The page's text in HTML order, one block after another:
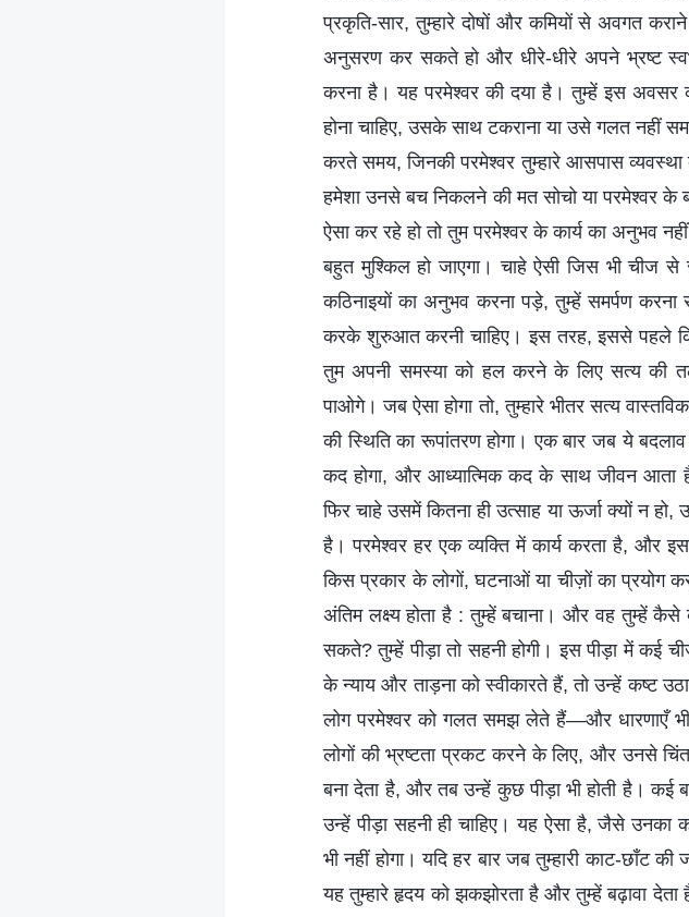
प्रकृति-सार, तुम्हारे दोषों और कमियों से अवगत
अनुसरण कर सकते हो और धीरे-धीरे अपने भ्रष्ट
करना है। यह परमेश्वर की दया है। तुम्हें इस अवसर
होना चाहिए, उसके साथ टकराना या उसे गलत नहीं
करते समय, जिनकी परमेश्वर तुम्हारे आसपास
हमेशा उनसे बच निकलने की मत सोचो या परमेश्वर के
ऐसा कर रहे हो तो तुम परमेश्वर के कार्य का अनुभव
बहुत मुश्किल हो जाएगा। चाहे ऐसी जिस भी चीज
कठिनाइयों का अनुभव करना पड़े, तुम्हें समर्पण
करके शुरुआत करनी चाहिए। इस तरह, इससे पहले
तुम अपनी समस्या को हल करने के लिए सत्य की
पाओगे। जब ऐसा होगा तो, तुम्हारे भीतर सत्य
की स्थिति का रूपांतरण होगा। एक बार जब ये
कद होगा, और आध्यात्मिक कद के साथ जीवन आता
फिर चाहे उसमें कितना ही उत्साह या ऊर्जा क्यों न
है। परमेश्वर हर एक व्यक्ति में कार्य करता है, और
किस प्रकार के लोगों, घटनाओं या चीज़ों का प्रयोग
अंतिम लक्ष्य होता है : तुम्हें बचाना। और वह तुम्हें
सकते? तुम्हें पीड़ा तो सहनी होगी। इस पीड़ा में कई
के न्याय और ताड़ना को स्वीकारते हैं, तो उन्हें कष्ट
लोग परमेश्वर को गलत समझ लेते हैं—और धारणाएँ
लोगों की भ्रष्टता प्रकट करने के लिए, और उनसे
बना देता है, और तब उन्हें कुछ पीड़ा भी होती है। कई
उन्हें पीड़ा सहनी ही चाहिए। यह ऐसा है, जैसे उनका
भी नहीं होगा। यदि हर बार जब तुम्हारी काट-छाँट
यह तुम्हारे हृदय को झकझोरता है और तुम्हें बढ़ावा